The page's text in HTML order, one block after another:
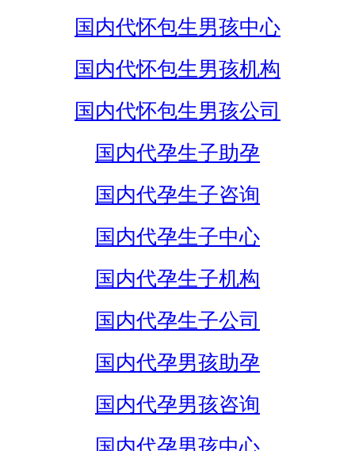
国内代怀包生男孩中心
国内代怀包生男孩机构
国内代怀包生男孩公司
国内代孕生子助孕
国内代孕生子咨询
国内代孕生子中心
国内代孕生子机构
国内代孕生子公司
国内代孕男孩助孕
国内代孕男孩咨询
国内代孕男孩中心